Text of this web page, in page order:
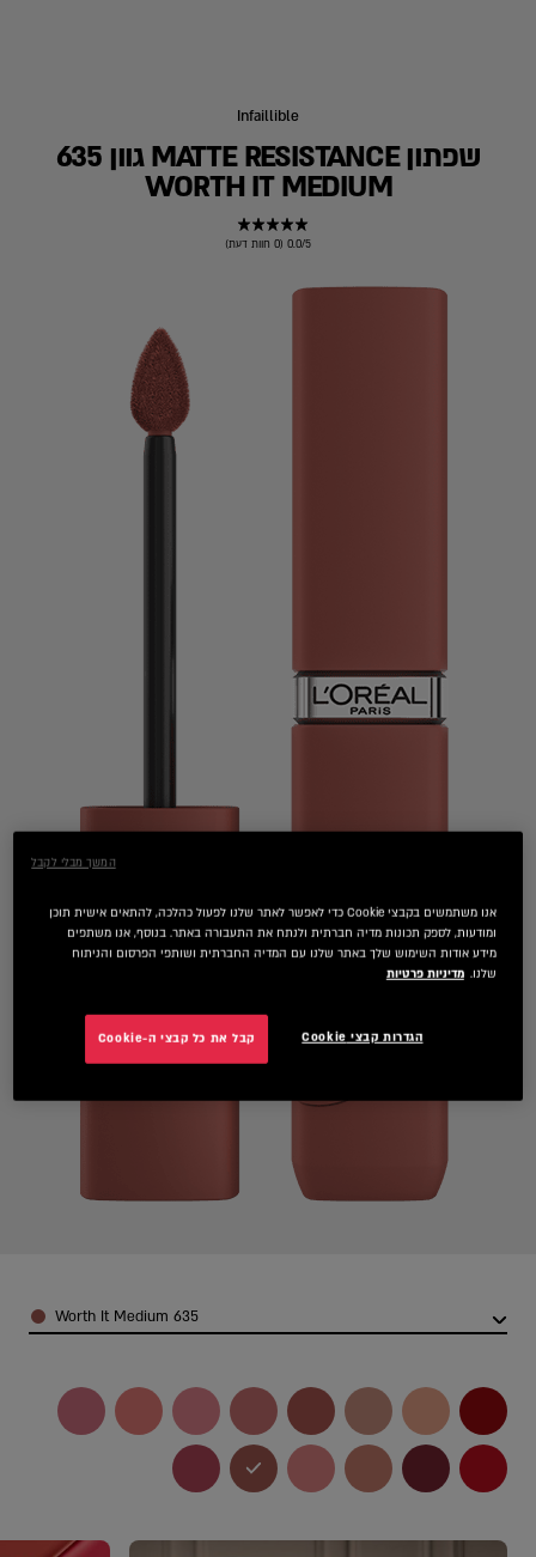
Infaillible
שפתון MATTE RESISTANCE גוון 635
WORTH IT MEDIUM
0.0/5 (0 חוות דעת)
635 Worth It Medium
אנו משתמשים בקבצי Cookie כדי לאפשר לאתר שלנו לפעול כהלכה, להתאים אישית תוכן
ומודעות, לספק תכונות מדיה חברתית ולנתח את התעבורה באתר. בנוסף, אנו משתפים
מידע אודות השימוש שלך באתר שלנו עם המדיה החברתית ושותפי הפרסום והניתוח
שלנו. מדיניות פרטיות
הגדרות קבצי Cookie קבל את כל קבצי ה-Cookie
המשך מבלי לקבל